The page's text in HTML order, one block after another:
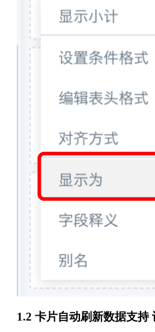
1.2 卡片自动刷新数据支持